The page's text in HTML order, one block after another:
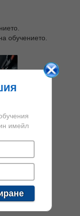
обучението.
имейл